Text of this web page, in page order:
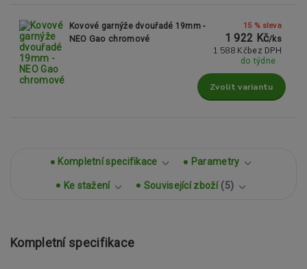
Kovové garnýže dvouřadé 19mm -
NEO Gao chromové
15 % sleva
1 922 Kč/ks
1 588 Kč bez DPH
do týdne
Zvolit variantu
Kompletní specifikace Parametry
Ke stažení Související zboží 5
Kompletní specifikace